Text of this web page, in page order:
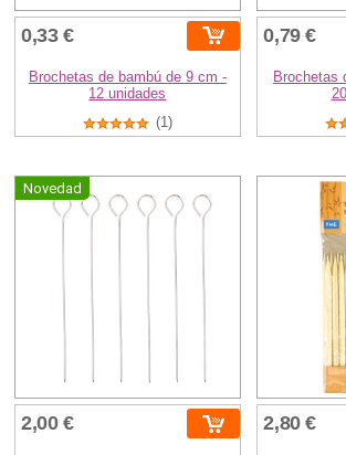
0,33 €
Brochetas de bambú de 9 cm -
12 unidades
(1)
0,79 €
Brochetas
Novedad
2,00 € 2,80 €